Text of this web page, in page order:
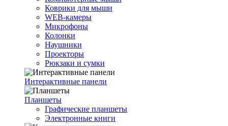
Коврики для мыши
WEB-камеры
Микрофоны
Колонки
Наушники
Проекторы
Рюкзаки и сумки
Интерактивные панели
Планшеты
Графические планшеты
Электронные книги